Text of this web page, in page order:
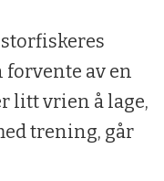
av en
litt vrien å lage,
trening, går